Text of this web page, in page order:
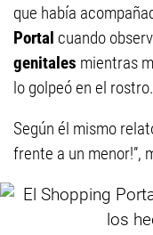
que había
Portal cuando
genitales mientras
lo golpeó en el rostro.
Según él mismo
frente a un menor!”,